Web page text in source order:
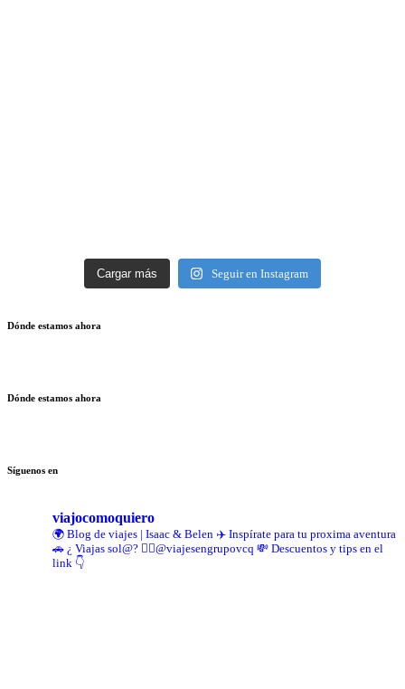
Cargar más Seguir en Instagram
Dónde estamos ahora
Dónde estamos ahora
Síguenos en
viajocomoquiero
🌍 Blog de viajes | Isaac & Belen ✈️ Inspírate para tu proxima aventura
🚗 ¿ Viajas sol@? 👉🏻@viajesengrupovcq 💸 Descuentos y tips en el
link 👇